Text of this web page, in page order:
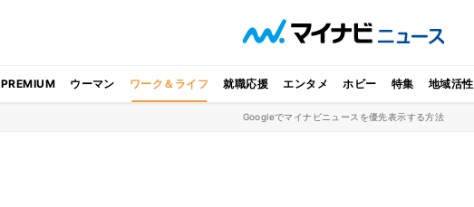
PREMIUM ウーマン ワーク＆ライフ 就職応援 エンタメ ホビー 特集 地域活性
Googleでマイナビニュースを優先表示する方法